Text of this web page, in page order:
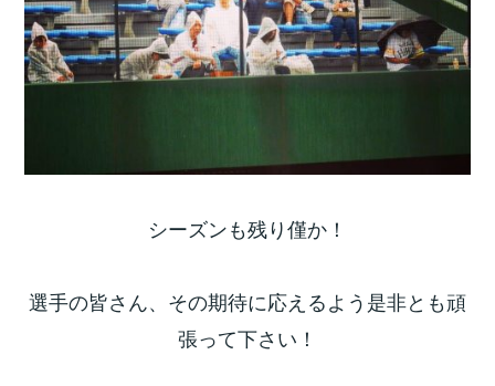
シーズンも残り僅か！
選手の皆さん、その期待に応えるよう是非とも頑
張って下さい！